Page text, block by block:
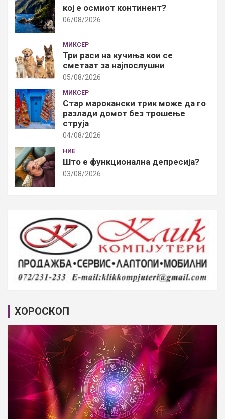
кој е осмиот континент?
06/08/2026
МИКСЕР
Три раси на кучиња кои се
сметаат за најпослушни
05/08/2026
МИКСЕР
Стар марокански трик може да го
разлади домот без трошење
струја
04/08/2026
НИЕ
Што е функционална депресија?
03/08/2026
ХОРОСКОП